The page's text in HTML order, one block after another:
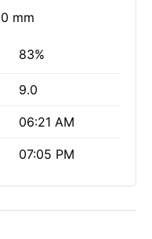
mm
83%
9.0
06:21 AM
07:05 PM